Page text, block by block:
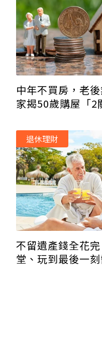
中年不買房，老
家揭50歲購屋「2
不留遺產錢全花
堂、玩到最後一
退休理財